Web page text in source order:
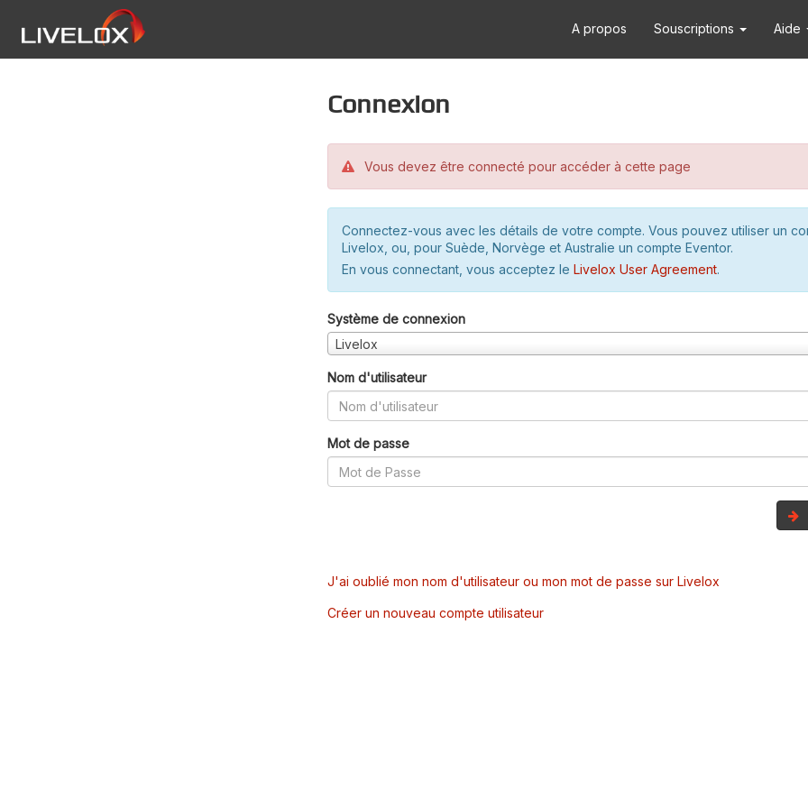
A propos Souscriptions Aide
Connexion
Vous devez être connecté pour accéder à cette page
Connectez-vous avec les détails de votre compte. Vous pouvez utiliser un
Livelox, ou, pour Suède, Norvège et Australie un compte Eventor.
En vous connectant, vous acceptez le Livelox User Agreement.
Système de connexion
Livelox
Nom d'utilisateur
Mot de passe
J'ai oublié mon nom d'utilisateur ou mon mot de passe sur Livelox
Créer un nouveau compte utilisateur